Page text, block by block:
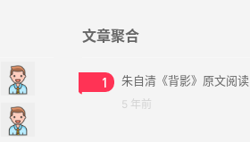
文章聚合
1 朱自清《背影》原文阅读
5 年前